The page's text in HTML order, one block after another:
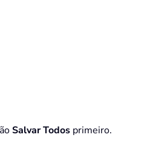
Salvar Todos primeiro.